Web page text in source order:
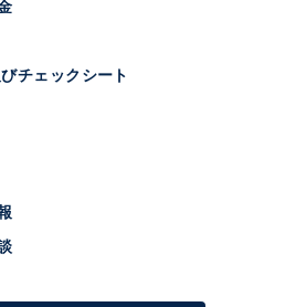
チェックシート